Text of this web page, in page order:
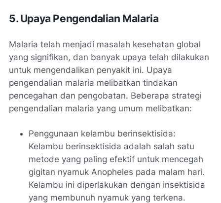
5. Upaya Pengendalian Malaria
Malaria telah menjadi masalah kesehatan global
yang signifikan, dan banyak upaya telah dilakukan
untuk mengendalikan penyakit ini. Upaya
pengendalian malaria melibatkan tindakan
pencegahan dan pengobatan. Beberapa strategi
pengendalian malaria yang umum melibatkan:
Penggunaan kelambu berinsektisida:
Kelambu berinsektisida adalah salah satu
metode yang paling efektif untuk mencegah
gigitan nyamuk Anopheles pada malam hari.
Kelambu ini diperlakukan dengan insektisida
yang membunuh nyamuk yang terkena.